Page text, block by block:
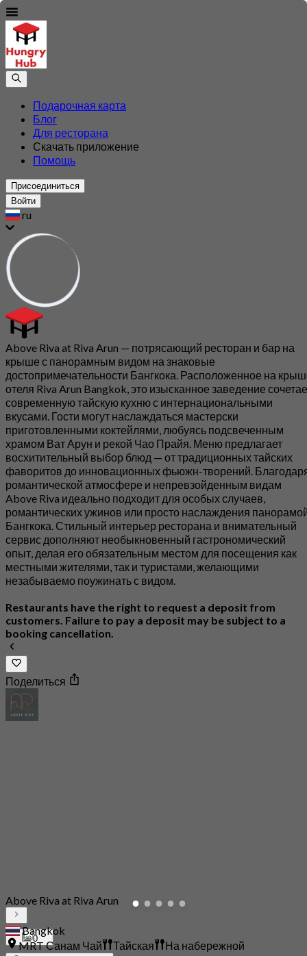
Подарочная карта
Блог
Для ресторана
Скачать приложение
Помощь
Присоединиться
Войти
ru
Above Riva at Riva Arun — потрясающий ресторан и бар на
крыше с панорамным видом на знаковые
достопримечательности Бангкока. Расположенное на
отеля Riva Arun Bangkok, это изысканное заведение
современную тайскую кухню с интернациональными
вкусами. Гости могут наслаждаться мастерски
приготовленными коктейлями, любуясь подсвеченным
храмом Ват Арун и рекой Чао Прайя. Меню предлагает
восхитительный выбор блюд — от традиционных тайских
фаворитов до инновационных фьюжн-творений.
романтической атмосфере и непревзойденным видам
Above Riva идеально подходит для особых случаев,
романтических ужинов или просто наслаждения
Бангкока. Стильный интерьер ресторана и внимательный
сервис дополняют необыкновенный гастрономический
опыт, делая его обязательным местом для посещения как
местными жителями, так и туристами, желающими
незабываемо поужинать с видом.
Restaurants have the right to request a deposit from
customers. Failure to pay a deposit may be subject to a
booking cancellation.
Поделиться
0
Above Riva at Riva Arun
Bangkok
MRT Санам Чай
Тайская На набережной